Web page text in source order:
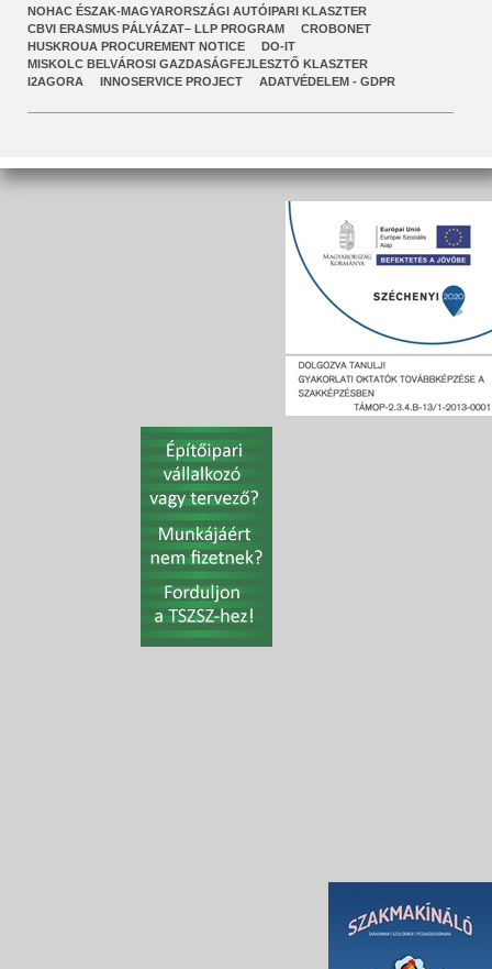
NOHAC ÉSZAK-MAGYARORSZÁGI AUTÓIPARI KLASZTER
CBVI ERASMUS PÁLYÁZAT– LLP PROGRAM
CROBONET
HUSKROUA PROCUREMENT NOTICE
DO-IT
MISKOLC BELVÁROSI GAZDASÁGFEJLESZTŐ KLASZTER
I2AGORA
INNOSERVICE PROJECT ADATVÉDELEM - GDPR